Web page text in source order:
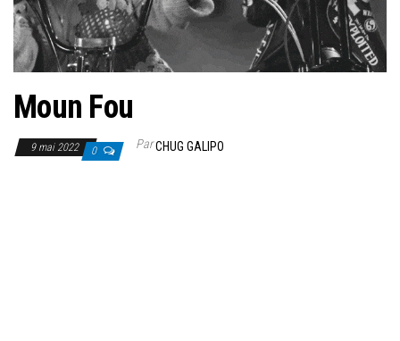
Moun Fou
9 mai 2022 0 ParCHUG GALIPO